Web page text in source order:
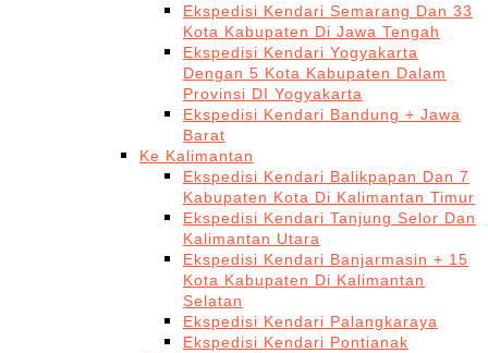
Ekspedisi Kendari Semarang Dan 33
Kota Kabupaten Di Jawa Tengah
Ekspedisi Kendari Yogyakarta
Dengan 5 Kota Kabupaten Dalam
Provinsi DI Yogyakarta
Ekspedisi Kendari Bandung + Jawa
Barat
Ke Kalimantan
Ekspedisi Kendari Balikpapan Dan 7
Kabupaten Kota Di Kalimantan Timur
Ekspedisi Kendari Tanjung Selor Dan
Kalimantan Utara
Ekspedisi Kendari Banjarmasin + 15
Kota Kabupaten Di Kalimantan
Selatan
Ekspedisi Kendari Palangkaraya
Ekspedisi Kendari Pontianak